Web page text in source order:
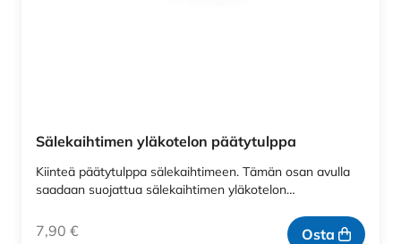
Sälekaihtimen yläkotelon päätytulppa
Kiinteä päätytulppa sälekaihtimeen. Tämän osan avulla
saadaan suojattua sälekaihtimen yläkotelon…
7,90 € Osta